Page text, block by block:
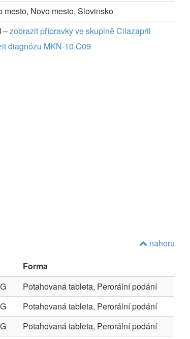
mesto, Novo mesto, Slovinsko
–zobrazit přípravky ve skupině Cilazapril
diagnózu MKN-10 C09
nahoru
Forma
Potahovaná tableta, Perorální podání
Potahovaná tableta, Perorální podání
Potahovaná tableta, Perorální podání